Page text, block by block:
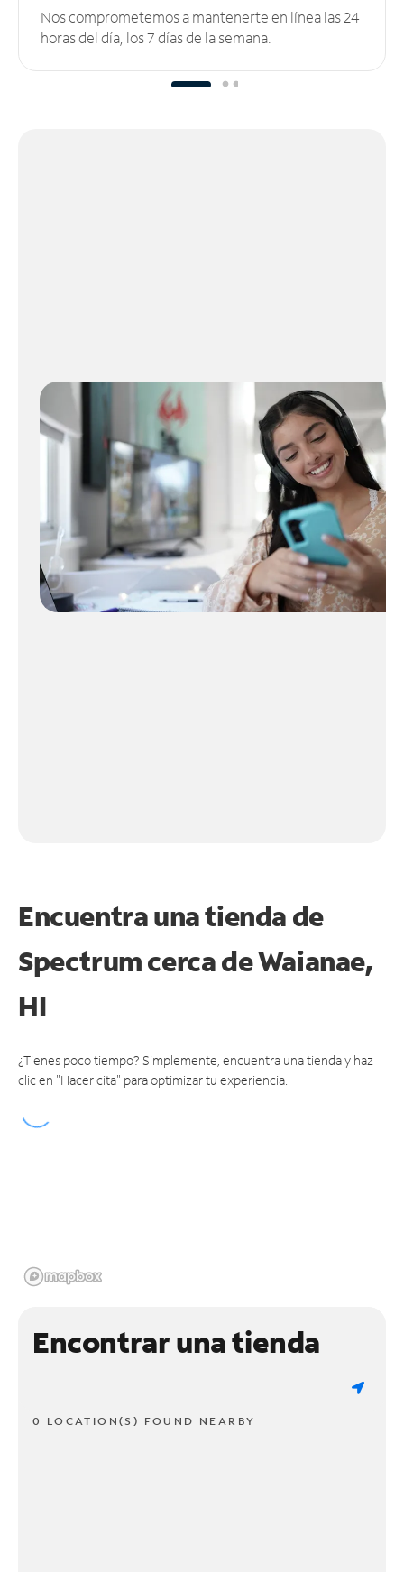
Nos comprometemos a mantenerte en línea las 24
horas del día, los 7 días de la semana.
Encuentra una tienda de
Spectrumcerca de Waianae,
HI
¿Tienes poco tiempo? Simplemente, encuentra una tienda y haz
clic en "Hacer cita" para optimizar tu experiencia.
Encontrar una tienda
0 LOCATION(S) FOUND NEARBY